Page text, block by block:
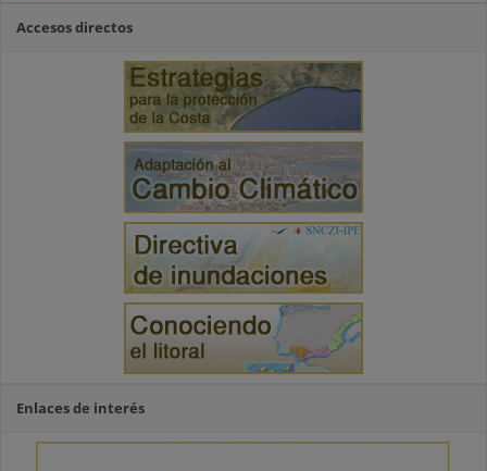
Accesos directos
Enlaces de interés